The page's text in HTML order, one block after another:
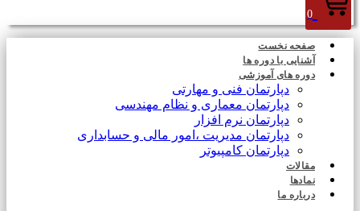
0
صفحه نخست
آشنایی با دوره ها
دوره های آموزشی
دپارتمان فنی و مهارتی
دپارتمان معماری و نظام مهندسی
دپارتمان نرم افزار
دپارتمان مدیریت ،امور مالی و حسابداری
دپارتمان کامپیوتر
مقالات
نمادها
درباره ما